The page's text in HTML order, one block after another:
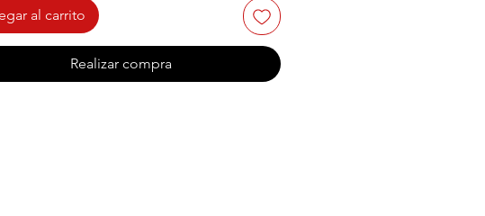
al carrito
Realizar compra